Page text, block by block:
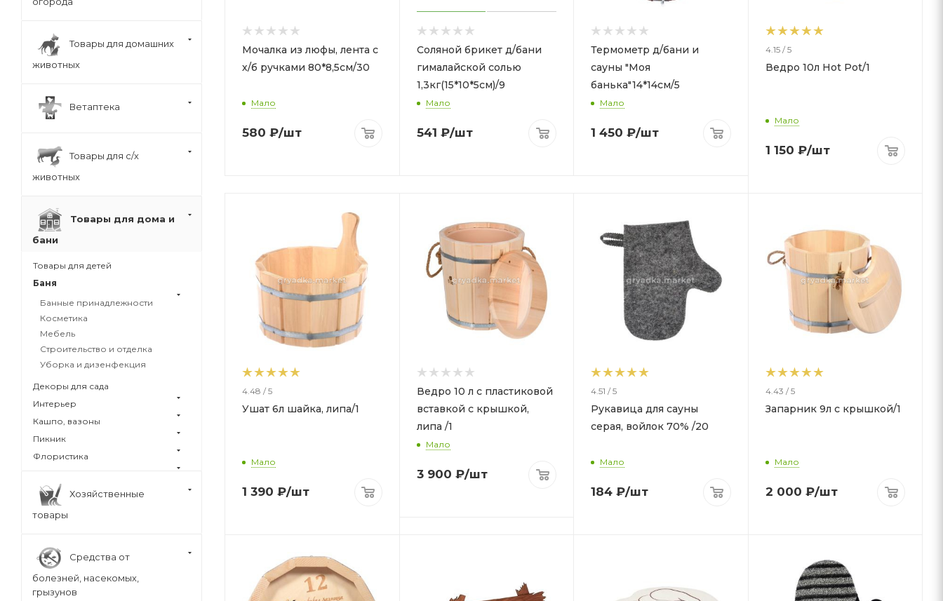
Мочалка из люфы, лента с
х/б ручками 80*8,5см/30
Мало
580 ₽/шт
Соляной брикет д/бани
гималайской солью
1,3кг(15*10*5см)/9
Мало
541 ₽/шт
Термометр д/бани и
сауны "Моя
банька"14*14см/5
Мало
1 450 ₽/шт
4.15 / 5
Ведро 10л Hot Pot/1
Мало
1 150 ₽/шт
4.48 / 5
Ушат 6л шайка, липа/1
Мало
1 390 ₽/шт
Ведро 10 л с пластиковой
вставкой с крышкой,
липа /1
Мало
3 900 ₽/шт
4.51 / 5
Рукавица для сауны
серая, войлок 70% /20
Мало
184 ₽/шт
4.43 / 5
Запарник 9л с крышкой/1
Мало
2 000 ₽/шт
Товары для домашних
животных
Ветаптека
Товары для с/х
животных
Товары для дома и
бани
Товары для детей
Баня
Банные принадлежности
Косметика
Мебель
Строительство и отделка
Уборка и дизенфекция
Декоры для сада
Интерьер
Кашпо, вазоны
Пикник
Флористика
Хозяйственные
товары
Средства от
болезней, насекомых,
грызунов